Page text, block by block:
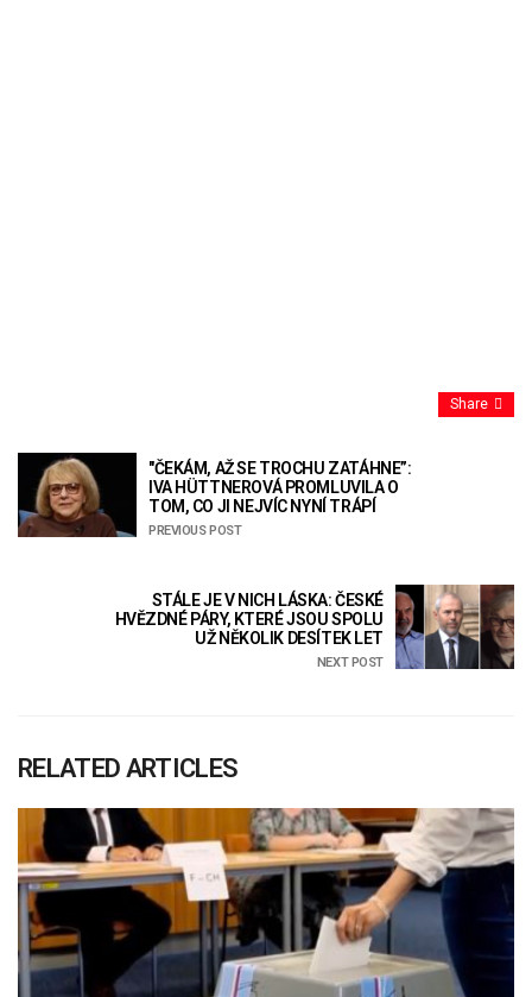
Share
"ČEKÁM, AŽ SE TROCHU ZATÁHNE”:
IVA HÜTTNEROVÁ PROMLUVILA O
TOM, CO JI NEJVÍC NYNÍ TRÁPÍ
PREVIOUS POST
STÁLE JE V NICH LÁSKA: ČESKÉ
HVĚZDNÉ PÁRY, KTERÉ JSOU SPOLU
UŽ NĚKOLIK DESÍTEK LET
NEXT POST
RELATED ARTICLES